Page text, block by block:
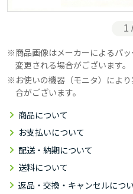
1
商品画像はメーカーによるパ
変更される場合がございます。
お使いの機器（モニタ）によ
合がございます。
商品について
お支払いについて
配送・納期について
送料について
返品・交換・キャンセルにつ